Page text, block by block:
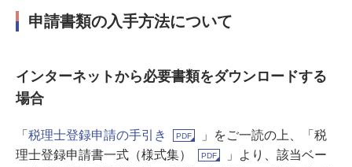
申請書類の入手方法について
インターネットから必要書類をダウンロードする
場合
「 税理士登録申請の手引き 」をご一読の上、「 税
理士登録申請書一式（様式集）
」より、該当ベー